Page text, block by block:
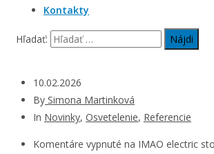
Kontakty
Hľadať:
10.02.2026
By Simona Martinková
In Novinky, Osvetelenie, Referencie
Komentáre vypnuté na IMAO electric